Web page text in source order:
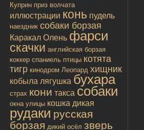
Куприн приз волчата
иллюстрации конь пудель
наездник собаки борзая
Каракал Олень фарси
скачки английская борзая
коккер спаниель птицы котята
тигр кинодром Леопард хищник
кобыла лягушка бухара
страх кони такса собаки
окна улицы кошка дикая
рудаки русская
борзая дикий осёл зверь